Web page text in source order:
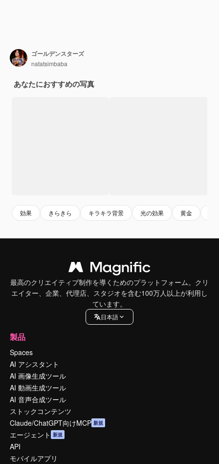
ゴールデンスターズ
natatsimbaba
あなたにおすすめの写真
効果 きらきら キラキラ背景 光の効果 黄金
最高のクリエイティブ制作を導くためのプラットフォーム。クリ
エイター、企業、代理店、スタジオを含む100万人以上が利用し
ています。
日本語
製品
Spaces
AI アシスタント
AI 画像生成ツール
AI 動画生成ツール
AI 音声合成ツール
ストックコンテンツ
Claude/ChatGPT向けMCP 新規
エージェント 新規
API
モバイルアプリ